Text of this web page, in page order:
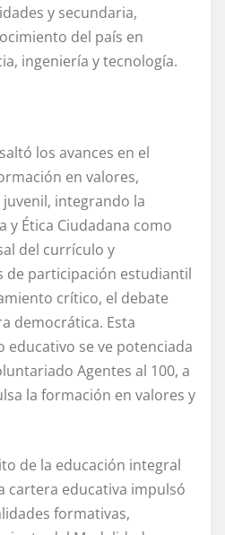
y secundaria,
del país en
ingeniería y tecnología.
los avances en el
en valores,
integrando la
y Ética Ciudadana como
del currículo y
de participación estudiantil
crítico, el debate
democrática. Esta
se ve potenciada
Agentes al 100, a
la formación en valores y
de la educación integral
cartera educativa impulsó
formativas,